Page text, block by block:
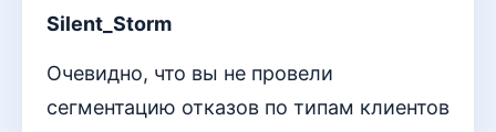
Silent_Storm
Очевидно, что вы не провели
сегментацию отказов по типам клиентов